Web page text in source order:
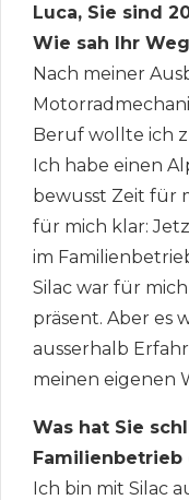
Luca, Sie sind
Wie sah Ihr
Nach meiner
Beruf wollte ich
Ich habe einen
bewusst Zeit für
für mich klar:
im
Silac war für
präsent. Aber es
ausserhalb
meinen eigenen
Was hat Sie
Familienbetrieb
Ich bin mit Silac